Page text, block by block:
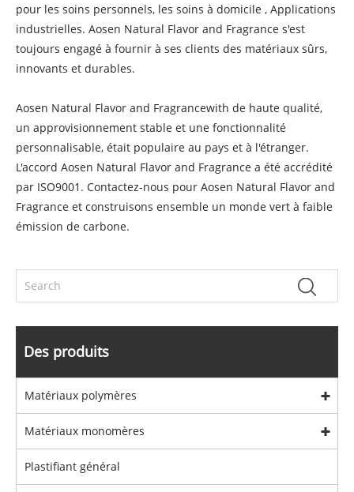
pour les soins personnels, les soins à domicile , Applications
industrielles. Aosen Natural Flavor and Fragrance s'est
toujours engagé à fournir à ses clients des matériaux sûrs,
innovants et durables.
Aosen Natural Flavor and Fragrancewith de haute qualité,
un approvisionnement stable et une fonctionnalité
personnalisable, était populaire au pays et à l'étranger.
L'accord Aosen Natural Flavor and Fragrance a été accrédité
par ISO9001. Contactez-nous pour Aosen Natural Flavor and
Fragrance et construisons ensemble un monde vert à faible
émission de carbone.
Des produits
Matériaux polymères
Matériaux monomères
Plastifiant général